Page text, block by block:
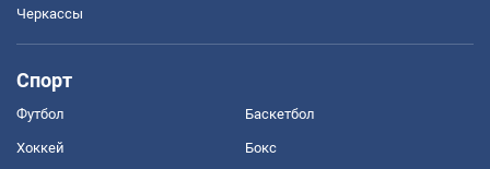
Черкассы
Спорт
Футбол Баскетбол
Хоккей Бокс